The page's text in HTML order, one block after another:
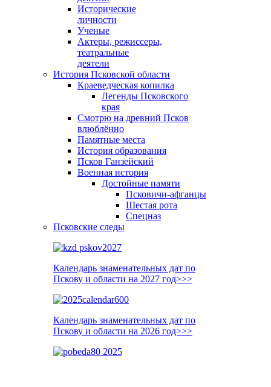
Исторические
личности
Ученые
Актеры, режиссеры,
театральные
деятели
История Псковской области
Краеведческая копилка
Легенды Псковского
края
Смотрю на древний Псков
влюблённо
Памятные места
История образования
Псков Ганзейский
Военная история
Достойные памяти
Псковичи-афганцы
Шестая рота
Спецназ
Псковские следы
Календарь знаменательных дат по
Пскову и области на 2027 год>>>
Календарь знаменательных дат по
Пскову и области на 2026 год>>>